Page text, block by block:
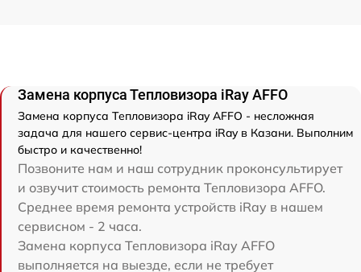
Замена корпуса Тепловизора iRay AFFO
Замена корпуса Тепловизора iRay AFFO - несложная
задача для нашего сервис-центра iRay в Казани. Выполним
быстро и качественно!
Позвоните нам и наш сотрудник проконсультирует
и озвучит стоимость ремонта Тепловизора AFFO.
Среднее время ремонта устройств iRay в нашем
сервисном - 2 часа.
Замена корпуса Тепловизора iRay AFFO
выполняется на выезде, если не требует